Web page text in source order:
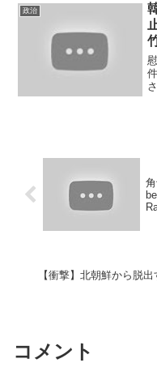
政治
【衝撃】北朝鮮から脱
コメント